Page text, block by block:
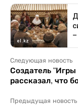
Следующая новость
Создатель
рассказал, что
Предыдущая новость